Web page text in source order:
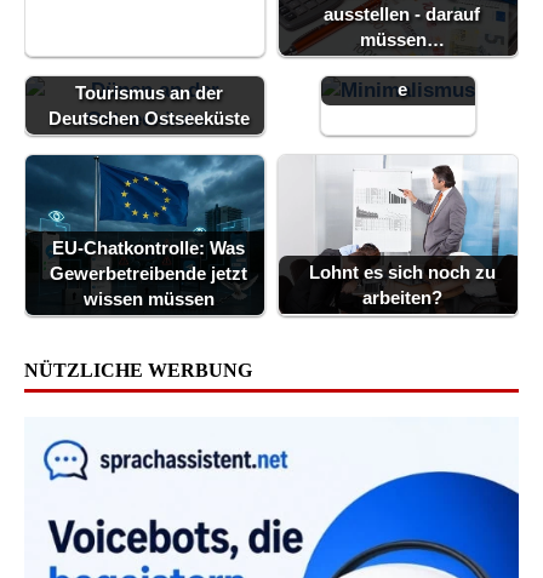
ausstellen - darauf
müssen…
Tourismus an der
Deutschen Ostseeküste
Minimalismus als
Lebensphilosophi
e
EU-Chatkontrolle: Was
Gewerbetreibende jetzt
wissen müssen
Lohnt es sich noch zu
arbeiten?
NÜTZLICHE WERBUNG